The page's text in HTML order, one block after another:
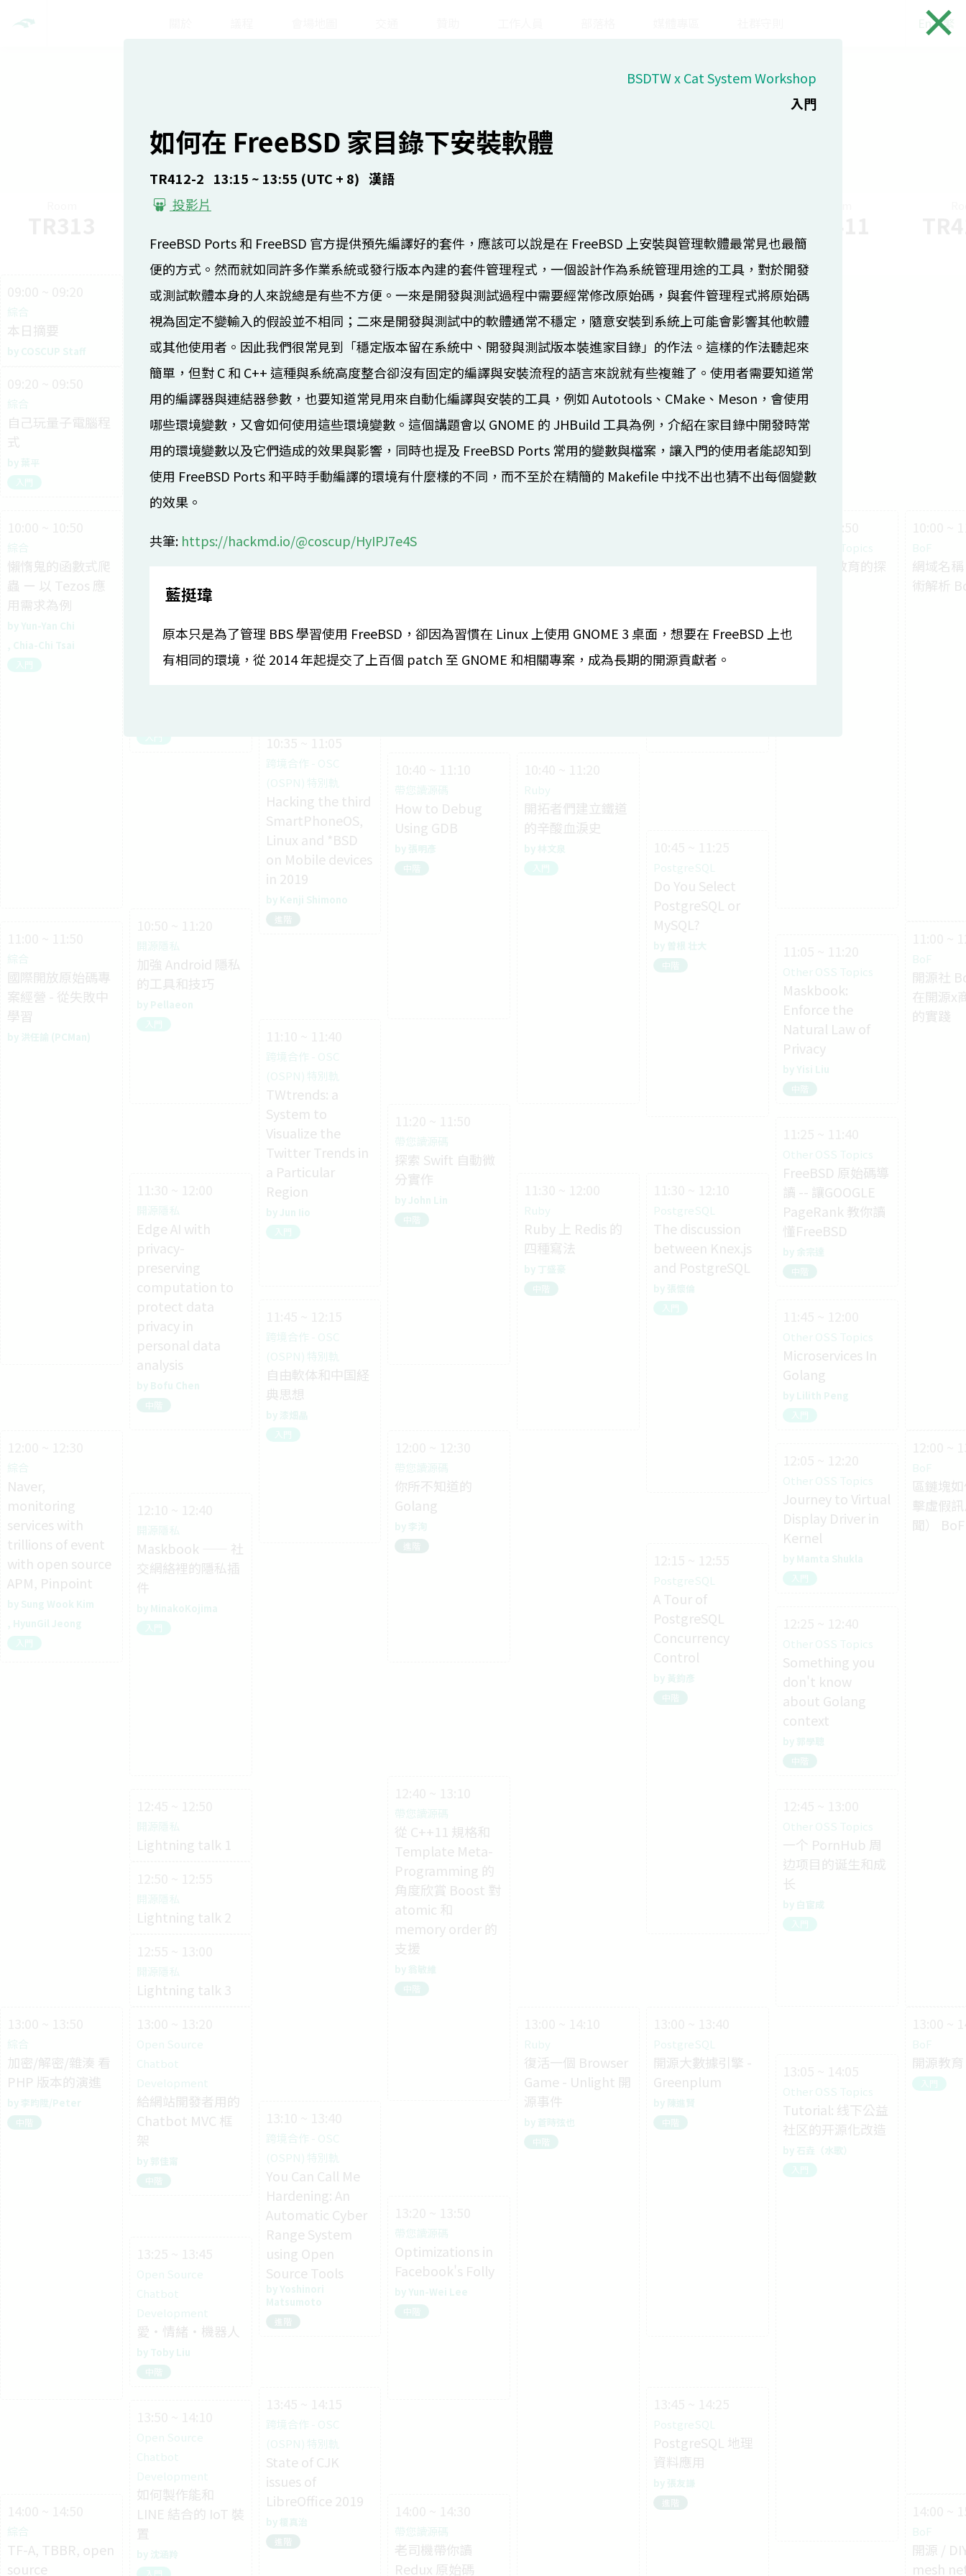
En 繁
Day 1 (8/17) Day 2 (8/18)
Room
綜合
本日摘要
COSCUP Staff
綜合
自己玩量子電腦程
式
葉平
入門
綜合
懶惰鬼的函數式爬
蟲 ー 以 Tezos 應
用需求為例
Yun-Yan Chi
Chia-Chi Tsai
入門
開源隱私
Pellaeon
跨境合作 - OSC
AWS connect and
lambda
Kaz.Inaba
詹昇
Introduction
枋志深
中階
Other OSS Topics
高校开源教育的探
BoF
網域名
術解析
帶您讀源碼
10:10 ~ 10:40
開源隱私
入門
跨境合作 - OSC
(OSPN) 特別軌
Hacking the third
SmartPhoneOS,
Linux and *BSD
on Mobile devices
in 2019
Kenji Shimono
進階
Ruby
開拓者們建立鐵道
的辛酸血淚史
林文泉
入門
帶您讀源碼
How to Debug
Using GDB
張明彥
中階 PostgreSQL
Do You Select
PostgreSQL or
MySQL?
曽根 壮大
中階
開源隱私
加強 Android 隱私
的工具和技巧
Pellaeon
入門
綜合
國際開放原始碼專
案經營 - 從失敗中
學習
洪任諭 (PCMan)
BoF
開源社
在開源x
的實踐
Other OSS Topics
Maskbook:
Enforce the
Natural Law of
Privacy
Yisi Liu
中階
跨境合作 - OSC
(OSPN) 特別軌
TWtrends: a
System to
Visualize the
Twitter Trends in
a Particular
Region
Jun Iio
入門
帶您讀源碼
探索 Swift 自動微
分實作
John Lin
中階
Other OSS Topics
FreeBSD 原始碼導
讀 -- 讓GOOGLE
PageRank 教你讀
懂FreeBSD
余宗達
中階
開源隱私
Edge AI with
privacy-
preserving
computation to
protect data
privacy in
personal data
analysis
Bofu Chen
中階
Ruby
Ruby 上 Redis 的
四種寫法
丁盛豪
中階
PostgreSQL
The discussion
between Knex.js
and PostgreSQL
張懷倫
入門
跨境合作 - OSC
(OSPN) 特別軌
自由軟体和中国経
典思想
漆畑晶
入門
Other OSS Topics
Microservices In
Golang
Lilith Peng
入門
綜合
Naver,
monitoring
services with
trillions of event
with open source
APM, Pinpoint
Sung Wook Kim
HyunGil Jeong
入門
BoF
區鏈塊
擊虛假
聞） BoF
帶您讀源碼
你所不知道的
Golang
李洵
進階
Other OSS Topics
Journey to Virtual
Display Driver in
Kernel
Mamta Shukla
入門
開源隱私
Maskbook —— 社
交網絡裡的隱私插
件
MinakoKojima
入門
PostgreSQL
A Tour of
PostgreSQL
Concurrency
Control
黃鈞彥
中階
Other OSS Topics
Something you
don't know
about Golang
context
郭學聰
中階
帶您讀源碼
從 C++11 規格和
Template Meta-
Programming 的
角度欣賞 Boost 對
atomic 和
memory order 的
支援
翁敏維
中階
開源隱私
Lightning talk 1
Other OSS Topics
一个 PornHub 周
边项目的诞生和成
长
白宦成
入門
開源隱私
Lightning talk 2
開源隱私
Lightning talk 3
綜合
加密/解密/雜湊 看
PHP 版本的演進
李昀陞/Peter
中階
Open Source
Chatbot
Development
給網站開發者用的
Chatbot MVC 框
架
郭佳甯
中階
Ruby
復活一個 Browser
Game - Unlight 開
源事件
蒼時弦也
中階
PostgreSQL
開源大數據引擎 -
Greenplum
陳進賢
中階
BoF
開源教
入門
Other OSS Topics
Tutorial: 线下公益
社区的开源化改造
石垚（水歌）
入門
跨境合作 - OSC
(OSPN) 特別軌
You Can Call Me
Hardening: An
Automatic Cyber
Range System
using Open
Source Tools
Yoshinori
Matsumoto
進階
帶您讀源碼
Optimizations in
Facebook's Folly
Yun-Wei Lee
中階
Open Source
Chatbot
Development
愛・情緒・機器人
Toby Liu
中階
跨境合作 - OSC
(OSPN) 特別軌
State of CJK
issues of
LibreOffice 2019
榎真治
進階
PostgreSQL
PostgreSQL 地理
資料應用
張友謙
進階
Open Source
Chatbot
Development
如何製作能和
LINE 結合的 IoT 裝
置
沈涵羚
入門
綜合
TF-A, TBBR, open
source
BoF
開源 /
mesh
帶您讀源碼
老司機帶你讀
Redux 原始碼
×
BSDTW x Cat System Workshop
入門
如何在 FreeBSD 家目錄下安裝軟體
TR412-2 13:15 ~ 13:55 (UTC + 8) 漢語
投影片
FreeBSD Ports 和 FreeBSD 官方提供預先編譯好的套件，應該可以說是在 FreeBSD 上安裝與管理軟體最常見也最簡
便的方式。然而就如同許多作業系統或發行版本內建的套件管理程式，一個設計作為系統管理用途的工具，對於開發
或測試軟體本身的人來說總是有些不方便。一來是開發與測試過程中需要經常修改原始碼，與套件管理程式將原始碼
視為固定不變輸入的假設並不相同；二來是開發與測試中的軟體通常不穩定，隨意安裝到系統上可能會影響其他軟體
或其他使用者。因此我們很常見到「穩定版本留在系統中、開發與測試版本裝進家目錄」的作法。這樣的作法聽起來
簡單，但對 C 和 C++ 這種與系統高度整合卻沒有固定的編譯與安裝流程的語言來說就有些複雜了。使用者需要知道常
用的編譯器與連結器參數，也要知道常見用來自動化編譯與安裝的工具，例如 Autotools、CMake、Meson，會使用
哪些環境變數，又會如何使用這些環境變數。這個講題會以 GNOME 的 JHBuild 工具為例，介紹在家目錄中開發時常
用的環境變數以及它們造成的效果與影響，同時也提及 FreeBSD Ports 常用的變數與檔案，讓入門的使用者能認知到
使用 FreeBSD Ports 和平時手動編譯的環境有什麼樣的不同，而不至於在精簡的 Makefile 中找不出也猜不出每個變數
的效果。
共筆: https://hackmd.io/@coscup/HyIPJ7e4S
藍挺瑋
原本只是為了管理 BBS 學習使用 FreeBSD，卻因為習慣在 Linux 上使用 GNOME 3 桌面，想要在 FreeBSD 上也
有相同的環境，從 2014 年起提交了上百個 patch 至 GNOME 和相關專案，成為長期的開源貢獻者。